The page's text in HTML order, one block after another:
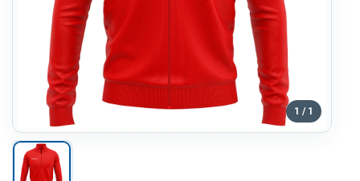
1 / 1